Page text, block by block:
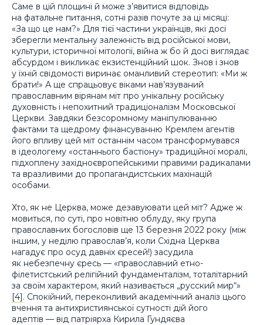
Саме в цій площині й може з’явитися відповідь
на фатальне питання, сотні разів почуте за ці місяці:
«За що це нам?» Для тієї частини українців, які досі
зберегли ментальну залежність від російської мови,
культури, історичної мітології, війна ж бо й досі виглядає
абсурдом і викликає екзистенційний шок. Знов і знов
у їхній свідомості виринає оманливий стереотип: «Ми ж
брати!» А ще спрацьовує віками нав’язуваний
православним вірянам міт про унікальну російську
духовність і непохитний традиціоналізм Московської
Церкви. Завдяки безсоромному маніпулюванню
фактами та щедрому фінансуванню Кремлем агентів
його впливу цей міт останнім часом трансформувався
в ідеологему «останнього бастіону» традиційної моралі,
підхоплену західноєвропейськими правими радикалами
та вразливими до пропагандистських махінацій
особами.
Хто, як не Церква, може дезавуювати цей міт? Адже ж
мовиться, по суті, про новітню облуду, яку група
православних богословів ще 13 березня 2022 року (між
іншим, у неділю православ’я, коли Східна Церква
нагадує про осуд давніх єресей!) засудила
як небезпечну єресь — «православний етно-
філетистський релігійний фундаменталізм, тоталітарний
за своїм характером, який називається „русский мир“»
[4] . Спокійний, переконливий академічний аналіз цього
вчення та антихристиянської сутності дій його
адептів — від патріярха Кирила Гундяєва